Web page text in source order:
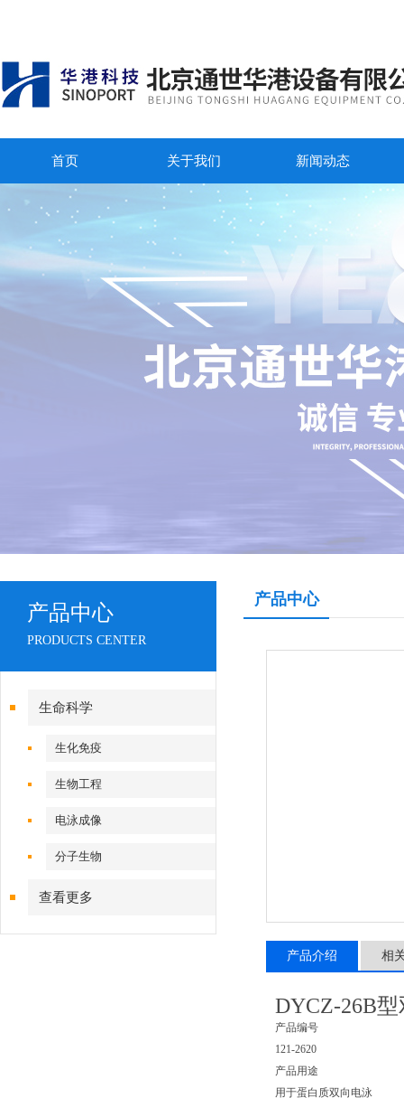
首页 关于我们 新闻动态
产品中心
PRODUCTS CENTER
生命科学
生化免疫
生物工程
电泳成像
分子生物
查看更多
产品中心
产品介绍 相
DYCZ-26B
产品编号
121-2620
产品用途
用于蛋白质双向电泳